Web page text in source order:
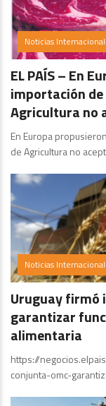
Noticias
EL PAÍS – En
importación de
Agricultura no
En Europa
de Agricultura no
Noticias
Uruguay firmó
garantizar
alimentaria
https://
conjunta-omc-